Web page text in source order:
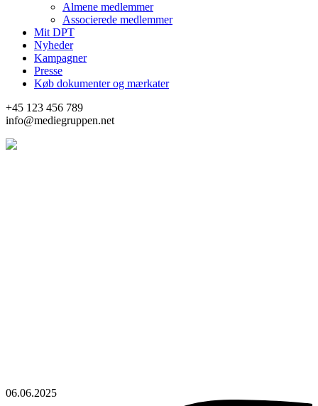
Almene medlemmer
Associerede medlemmer
Mit DPT
Nyheder
Kampagner
Presse
Køb dokumenter og mærkater
+45 123 456 789
info@mediegruppen.net
06.06.2025